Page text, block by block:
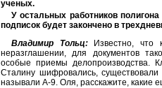
ученых.
У остальных работников
подписок будет закончено в
Владимир Тольц: Известно, что
неразглашении, для документов
особые приемы делопроизводства.
Сталину шифровались,
называли А-9. Оля, расскажите, какие